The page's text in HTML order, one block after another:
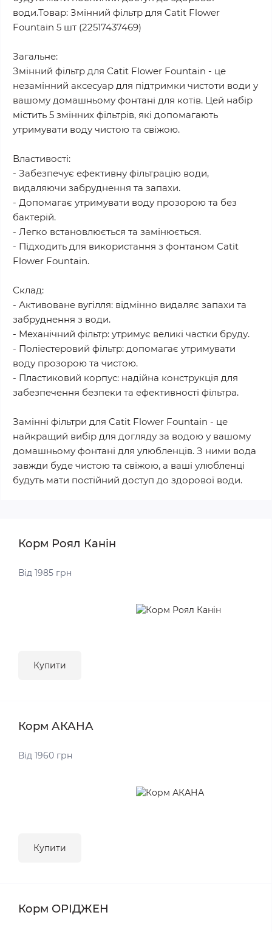
води.Товар: Змінний фільтр для Catit Flower
Fountain 5 шт (22517437469)
Загальне:
Змінний фільтр для Catit Flower Fountain - це
незамінний аксесуар для підтримки чистоти води у
вашому домашньому фонтані для котів. Цей набір
містить 5 змінних фільтрів, які допомагають
утримувати воду чистою та свіжою.
Властивості:
- Забезпечує ефективну фільтрацію води,
видаляючи забруднення та запахи.
- Допомагає утримувати воду прозорою та без
бактерій.
- Легко встановлюється та замінюється.
- Підходить для використання з фонтаном Catit
Flower Fountain.
Склад:
- Активоване вугілля: відмінно видаляє запахи та
забруднення з води.
- Механічний фільтр: утримує великі частки бруду.
- Поліестеровий фільтр: допомагає утримувати
воду прозорою та чистою.
- Пластиковий корпус: надійна конструкція для
забезпечення безпеки та ефективності фільтра.
Замінні фільтри для Catit Flower Fountain - це
найкращий вибір для догляду за водою у вашому
домашньому фонтані для улюбленців. З ними вода
завжди буде чистою та свіжою, а ваші улюбленці
будуть мати постійний доступ до здорової води.
Корм Роял Канін
Від 1985 грн
Купити
Корм АКАНА
Від 1960 грн
Купити
Корм ОРІДЖЕН